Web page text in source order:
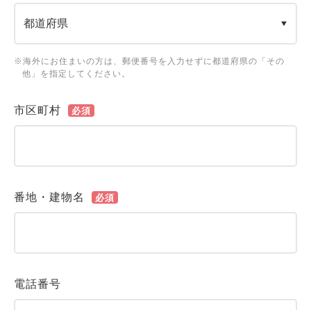
※海外にお住まいの方は、郵便番号を入力せずに都道府県の「その
他」を指定してください。
市区町村 必須
番地・建物名 必須
電話番号